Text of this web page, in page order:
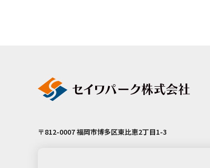
〒812-0007 福岡市博多区東比恵2丁目1-3